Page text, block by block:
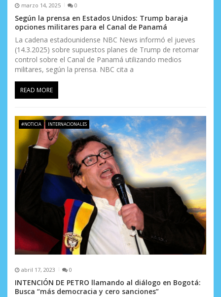
a
s
marzo 14, 2025 0
Según la prensa en Estados Unidos: Trump baraja
opciones militares para el Canal de Panamá
La cadena estadounidense NBC News informó el jueves
(14.3.2025) sobre supuestos planes de Trump de retomar
control sobre el Canal de Panamá utilizando medios
militares, según la prensa. NBC cita a
READ MORE
#NOTICIA INTERNACIONALES
abril 17, 2023 0
INTENCIÓN DE PETRO llamando al diálogo en Bogotá:
Busca “más democracia y cero sanciones”